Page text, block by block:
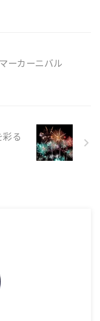
ーカーニバル
彩る